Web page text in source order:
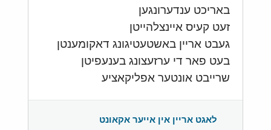
באריכט ענדערונגען
זעט קעיס איינצלהייטן
געבט אריין באשטעטיגונג דאקומענטן
בעט פאר די ערזעצונג בענעפיטן
שרייבט אונטער אפליקאציע
לאגט אריין אין אייער אקאונט